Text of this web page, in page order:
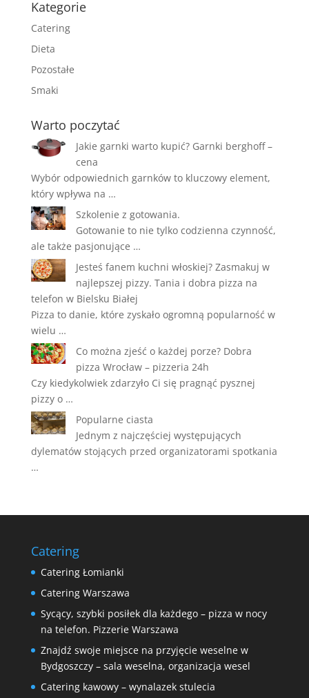
Kategorie
Catering
Dieta
Pozostałe
Smaki
Warto poczytać
Jakie garnki warto kupić? Garnki berghoff –
cena
Wybór odpowiednich garnków to kluczowy element,
który wpływa na …
Szkolenie z gotowania.
Gotowanie to nie tylko codzienna czynność,
ale także pasjonujące …
Jesteś fanem kuchni włoskiej? Zasmakuj w
najlepszej pizzy. Tania i dobra pizza na
telefon w Bielsku Białej
Pizza to danie, które zyskało ogromną popularność w
wielu …
Co można zjeść o każdej porze? Dobra
pizza Wrocław – pizzeria 24h
Czy kiedykolwiek zdarzyło Ci się pragnąć pysznej
pizzy o …
Popularne ciasta
Jednym z najczęściej występujących
dylematów stojących przed organizatorami spotkania
…
Catering
Catering Łomianki
Catering Warszawa
Sycący, szybki posiłek dla każdego – pizza w nocy
na telefon. Pizzerie Warszawa
Znajdź swoje miejsce na przyjęcie weselne w
Bydgoszczy – sala weselna, organizacja wesel
Catering kawowy – wynalazek stulecia